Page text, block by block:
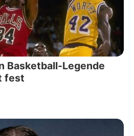
Basketball-Legende
fest